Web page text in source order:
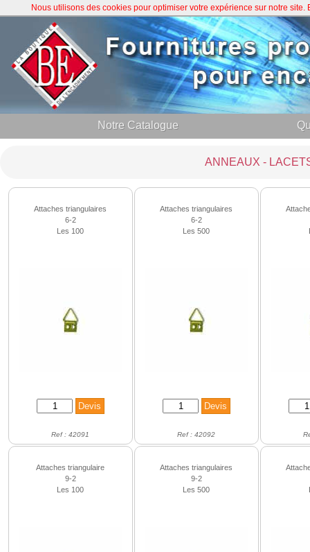
Notre Catalogue
ANNEAUX -
Attaches triangulaires
6-2
Les 100
Ref : 42091
Attaches triangulaires
6-2
Les 500
Ref : 42092
Attaches triangulaire
9-2
Les 100
Attaches triangulaires
9-2
Les 500
Nous utilisons des cookies pour optimiser votre expérience sur notre